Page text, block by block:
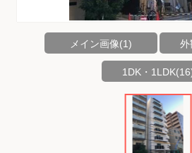
メイン画像(1) 外
1DK・